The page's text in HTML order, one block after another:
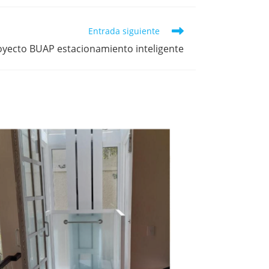
Entrada siguiente
BUAP estacionamiento inteligente